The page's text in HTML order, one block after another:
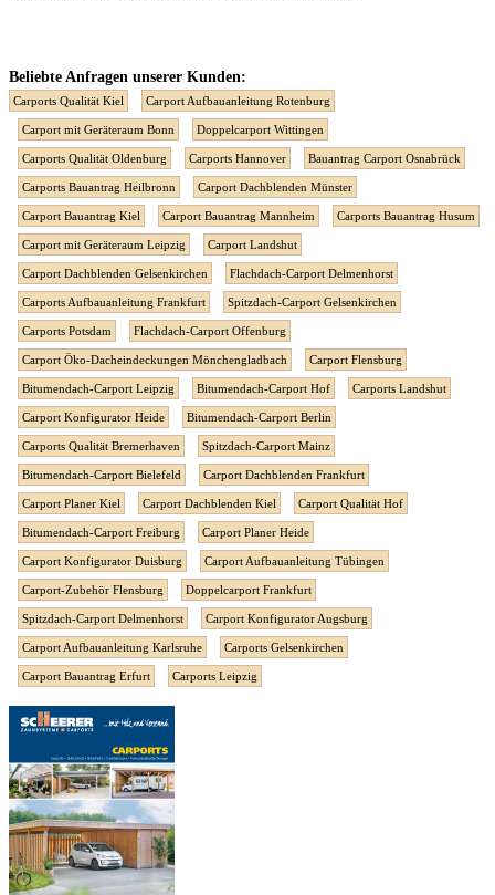
Beliebte Anfragen unserer Kunden:
Carports Qualität Kiel Carport Aufbauanleitung Rotenburg
Carport mit Geräteraum Bonn Doppelcarport Wittingen
Carports Qualität Oldenburg Carports Hannover Bauantrag Carport Osnabrück
Carports Bauantrag Heilbronn Carport Dachblenden Münster
Carport Bauantrag Kiel Carport Bauantrag Mannheim Carports Bauantrag Husum
Carport mit Geräteraum Leipzig Carport Landshut
Carport Dachblenden Gelsenkirchen Flachdach-Carport Delmenhorst
Carports Aufbauanleitung Frankfurt Spitzdach-Carport Gelsenkirchen
Carports Potsdam Flachdach-Carport Offenburg
Carport Öko-Dacheindeckungen Mönchengladbach Carport Flensburg
Bitumendach-Carport Leipzig Bitumendach-Carport Hof Carports Landshut
Carport Konfigurator Heide Bitumendach-Carport Berlin
Carports Qualität Bremerhaven Spitzdach-Carport Mainz
Bitumendach-Carport Bielefeld Carport Dachblenden Frankfurt
Carport Planer Kiel Carport Dachblenden Kiel Carport Qualität Hof
Bitumendach-Carport Freiburg Carport Planer Heide
Carport Konfigurator Duisburg Carport Aufbauanleitung Tübingen
Carport-Zubehör Flensburg Doppelcarport Frankfurt
Spitzdach-Carport Delmenhorst Carport Konfigurator Augsburg
Carport Aufbauanleitung Karlsruhe Carports Gelsenkirchen
Carport Bauantrag Erfurt Carports Leipzig